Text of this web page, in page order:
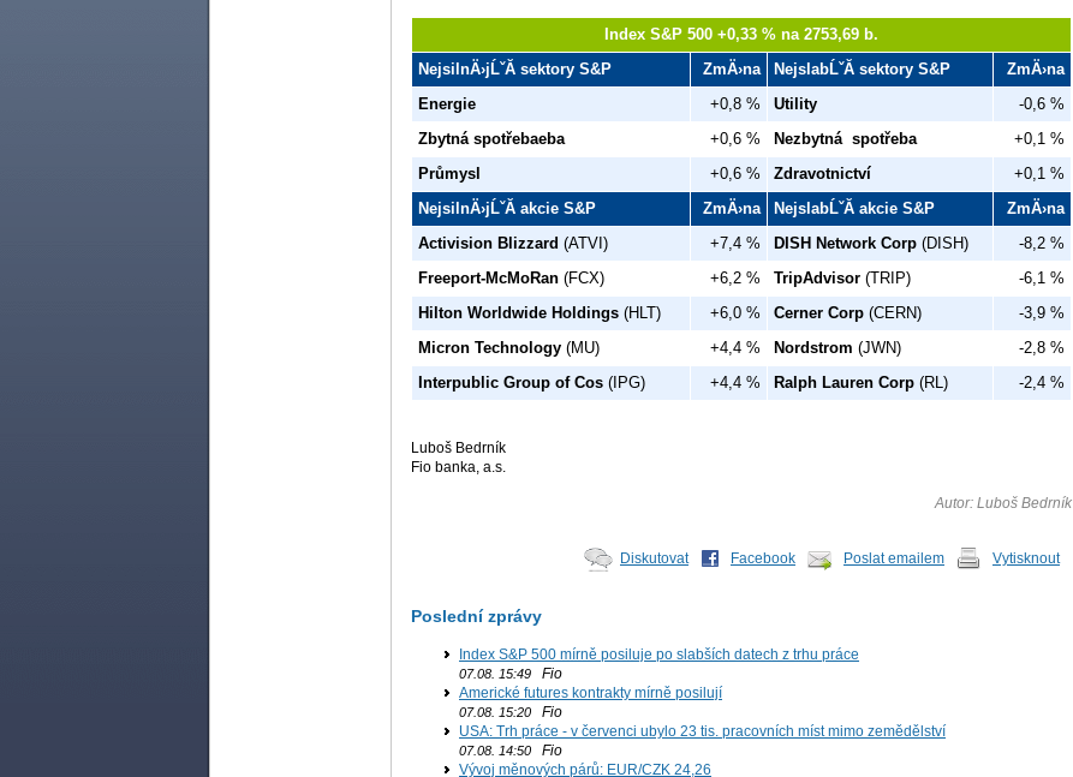
Index S&P 500 +0,33 % na 2753,69 b.
NejsilnÄ›jĹˇĂ­ sektory S&P
ZmÄ›na NejslabĹˇĂ­ sektory S&P
ZmÄ›na
Energie
+0,8 % Utility
-0,6 %
Zbytná spotřebaeba
+0,6 % Nezbytná spotřeba
+0,1 %
Průmysl
+0,6 % Zdravotnictví
+0,1 %
NejsilnÄ›jĹˇĂ­ akcie S&P
ZmÄ›na NejslabĹˇĂ­ akcie S&P
ZmÄ›na
Activision Blizzard (ATVI) +7,4 % DISH Network Corp (DISH)
-8,2 %
Freeport-McMoRan (FCX) +6,2 % TripAdvisor (TRIP)
-6,1 %
Hilton Worldwide Holdings (HLT) +6,0 % Cerner Corp (CERN)
-3,9 %
Micron Technology (MU) +4,4 % Nordstrom (JWN)
-2,8 %
Interpublic Group of Cos (IPG) +4,4 % Ralph Lauren Corp (RL) -2,4 %
Luboš Bedrník
Fio banka, a.s.
Autor: Luboš Bedrník
Diskutovat Facebook Poslat emailem Vytisknout
Poslední zprávy
Index S&P 500 mírně posiluje po slabších datech z trhu práce
07.08. 15:49 Fio
Americké futures kontrakty mírně posilují
07.08. 15:20 Fio
USA: Trh práce - v červenci ubylo 23 tis. pracovních míst mimo zemědělství
07.08. 14:50 Fio
Vývoj měnových párů: EUR/CZK 24,26